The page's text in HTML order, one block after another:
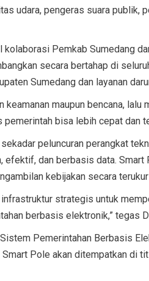
udara, pengeras suara publik,
Pemkab Sumedang
secara bertahap di
Sumedang dan layanan
maupun bencana,
bisa lebih cepat dan
peluncuran perangkat
efektif, dan berbasis data.
kebijakan secara terukur
strategis untuk
berbasis elektronik,” tegas
Pemerintahan Berbasis
Smart Pole akan ditempatkan di